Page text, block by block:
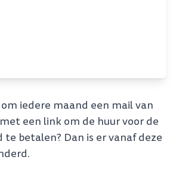
iedere maand een mail van
een link om de huur voor de
betalen? Dan is er vanaf deze